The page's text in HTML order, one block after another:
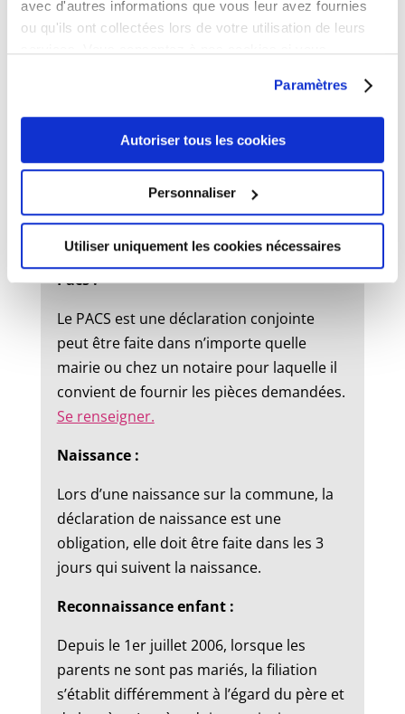
avec d'autres informations que vous leur avez fournies
ou qu'ils ont collectées lors de votre utilisation de leurs
Paramètres
Autoriser tous les cookies
Personnaliser
Utiliser uniquement les cookies nécessaires
État civil
Un dossier de mariage est à retirer en
mairie. Le mariage peut être célébré dans
la commune où l’un des futurs époux à
son domicile ou sa résidence.
Pacs :
Le PACS est une déclaration conjointe
peut être faite dans n’importe quelle
mairie ou chez un notaire pour laquelle il
convient de fournir les pièces demandées.
Se renseigner.
Naissance :
Lors d’une naissance sur la commune, la
déclaration de naissance est une
obligation, elle doit être faite dans les 3
jours qui suivent la naissance.
Reconnaissance enfant :
Depuis le 1er juillet 2006, lorsque les
parents ne sont pas mariés, la filiation
s’établit différemment à l’égard du père et